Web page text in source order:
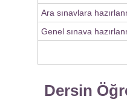
Ara sınavlara
Genel sınava
Dersin